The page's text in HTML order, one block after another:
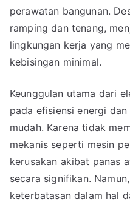
perawatan bangunan.
ramping dan tenang,
lingkungan kerja yang
kebisingan minimal.
Keunggulan utama dari
pada efisiensi energi
mudah. Karena tidak
mekanis seperti mesin
kerusakan akibat panas
secara signifikan.
keterbatasan dalam hal